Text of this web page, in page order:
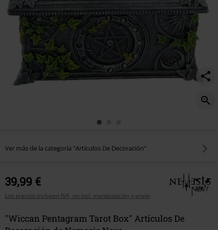
Ver más de la categoría "Artículos De Decoración"
39,99 €
Los precios incluyen IVA, no incl. manipulación y envío
"Wiccan Pentagram Tarot Box" Artículos De